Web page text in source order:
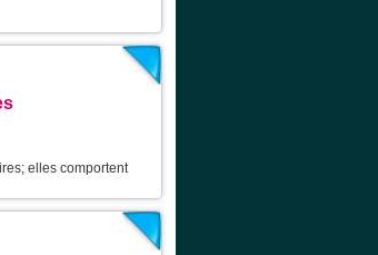
elles comportent